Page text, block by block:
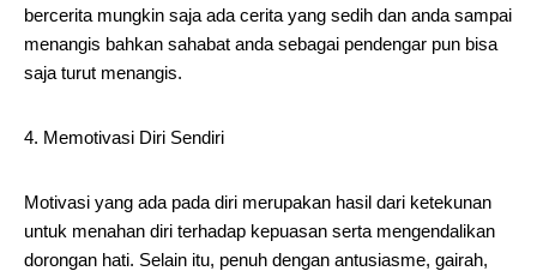
bercerita mungkin saja ada cerita yang sedih dan anda sampai
menangis bahkan sahabat anda sebagai pendengar pun bisa
saja turut menangis.
4. Memotivasi Diri Sendiri
Motivasi yang ada pada diri merupakan hasil dari ketekunan
untuk menahan diri terhadap kepuasan serta mengendalikan
dorongan hati. Selain itu, penuh dengan antusiasme, gairah,